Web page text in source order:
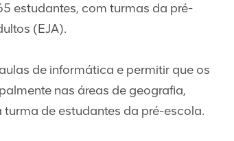
estudantes, com turmas da pré-
(EJA).
de informática e permitir que os
nas áreas de geografia,
de estudantes da pré-escola.